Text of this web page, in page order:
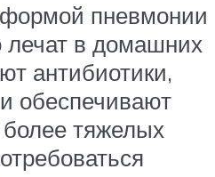
пневмонии
в домашних
антибиотики,
обеспечивают
тяжелых